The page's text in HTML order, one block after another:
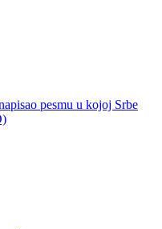
pesmu u kojoj Srbe